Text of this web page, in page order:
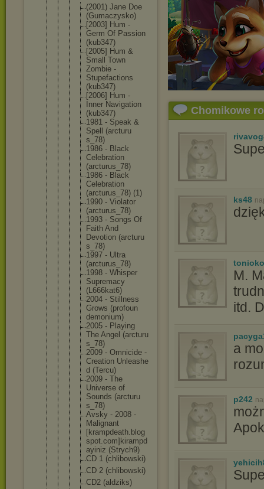
(2001) Jane Doe
(Gumaczysko)
[2003] Hum -
Germ Of Passion
(kub347)
[2005] Hum &
Small Town
Zombie -
Stupefactions
(kub347)
[2006] Hum ‎-
Inner Navigation
(kub347)
1981 - Speak &
Spell (arcturu
s_78)
1986 - Black
Celebration
(arcturus_78)
1986 - Black
Celebration
(arcturus_78) (1)
1990 - Violator
(arcturus_78)
1993 - Songs Of
Faith And
Devotion (arcturu
s_78)
1997 - Ultra
(arcturus_78)
1998 - Whisper
Supremacy
(L666kat6)
2004 - Stillness
Grows (profoun
demonium)
2005 - Playing
The Angel (arcturu
s_78)
2009 - Omnicide -
Creation Unleashe
d (Tercu)
2009 - The
Universe of
Sounds (arcturu
s_78)
Avsky - 2008 -
Malignant
[krampdeath.blog
spot.com]kirampd
ayiniz (Strych9)
CD 1 (chlibowski)
CD 2 (chlibowski)
CD2 (aldziks)
Chomikowe
ks48
M.
itd.
a
p242